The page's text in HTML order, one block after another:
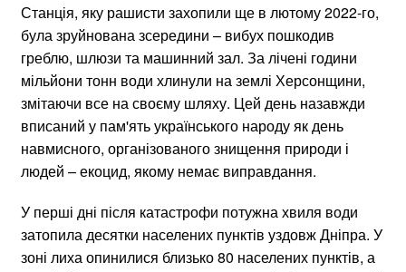
Станція, яку рашисти захопили ще в лютому 2022-го,
була зруйнована зсередини – вибух пошкодив
греблю, шлюзи та машинний зал. За лічені години
мільйони тонн води хлинули на землі Херсонщини,
змітаючи все на своєму шляху. Цей день назавжди
вписаний у пам'ять українського народу як день
навмисного, організованого знищення природи і
людей – екоцид, якому немає виправдання.
У перші дні після катастрофи потужна хвиля води
затопила десятки населених пунктів уздовж Дніпра. У
зоні лиха опинилися близько 80 населених пунктів, а